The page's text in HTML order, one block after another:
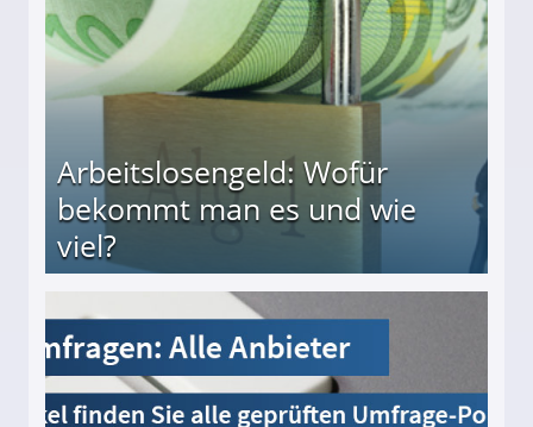
Arbeitslosengeld: Wofür
bekommt man es und wie
viel?
und wie viel?